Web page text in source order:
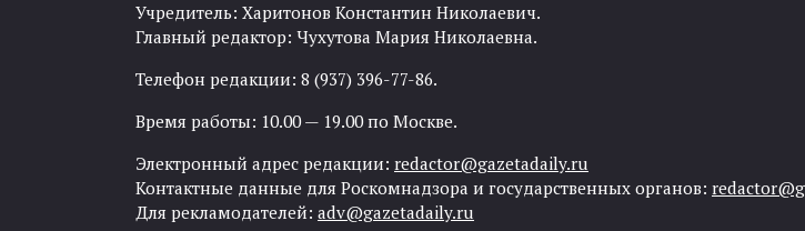
Учредитель: Харитонов Константин Николаевич.
Главный редактор: Чухутова Мария Николаевна.
Телефон редакции: 8 (937) 396-77-86.
Время работы: 10.00 — 19.00 по Москве.
Электронный адрес редакции: redactor@gazetadaily.ru
Контактные данные для Роскомнадзора и государственных органов:
Для рекламодателей: adv@gazetadaily.ru